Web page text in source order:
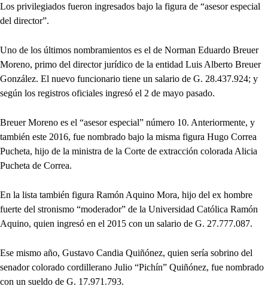
Los privilegiados fueron ingresados bajo la figura de “asesor especial
del director”.
Uno de los últimos nombramientos es el de Norman Eduardo Breuer
Moreno, primo del director jurídico de la entidad Luis Alberto Breuer
González. El nuevo funcionario tiene un salario de G. 28.437.924; y
según los registros oficiales ingresó el 2 de mayo pasado.
Breuer Moreno es el “asesor especial” número 10. Anteriormente, y
también este 2016, fue nombrado bajo la misma figura Hugo Correa
Pucheta, hijo de la ministra de la Corte de extracción colorada Alicia
Pucheta de Correa.
En la lista también figura Ramón Aquino Mora, hijo del ex hombre
fuerte del stronismo “moderador” de la Universidad Católica Ramón
Aquino, quien ingresó en el 2015 con un salario de G. 27.777.087.
Ese mismo año, Gustavo Candia Quiñónez, quien sería sobrino del
senador colorado cordillerano Julio “Pichín” Quiñónez, fue nombrado
con un sueldo de G. 17.971.793.